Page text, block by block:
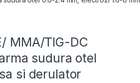
MMA/TIG-DC
sudura otel
si derulator